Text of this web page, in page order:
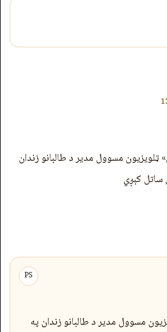
مسوول مدیر د طالبانو زندان
ساتل کېږي
PS
مسوول مدیر د طالبانو زندان په